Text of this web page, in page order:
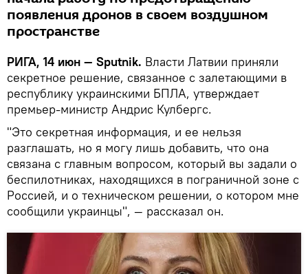
появления дронов в своем воздушном
пространстве
РИГА, 14 июн — Sputnik. Власти Латвии приняли
секретное решение, связанное с залетающими в
республику украинскими БПЛА, утверждает
премьер-министр Андрис Кулбергс.
"Это секретная информация, и ее нельзя
разглашать, но я могу лишь добавить, что она
связана с главным вопросом, который вы задали о
беспилотниках, находящихся в пограничной зоне с
Россией, и о техническом решении, о котором мне
сообщили украинцы", — рассказал он.